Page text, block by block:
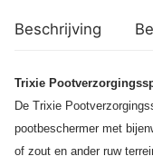
Beschrijving
Trixie
De Trixie
pootbeschermer met
of zout en ander ruw